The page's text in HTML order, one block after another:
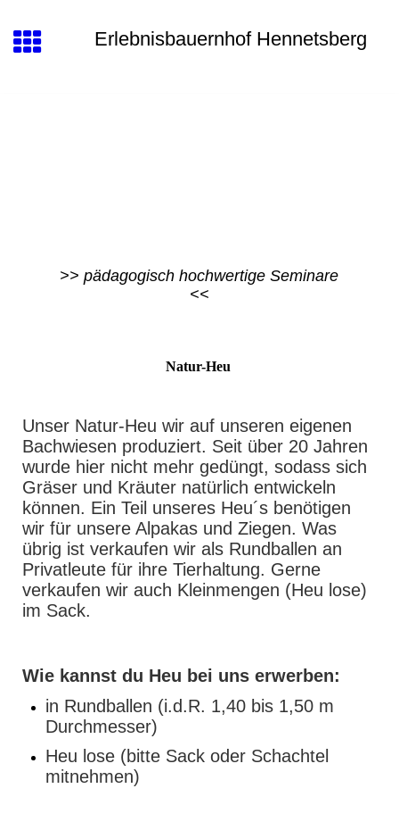
Erlebnisbauernhof Hennetsberg
>> pädagogisch hochwertige Seminare
<<
Natur-Heu
Unser Natur-Heu wir auf unseren eigenen
Bachwiesen produziert. Seit über 20 Jahren
wurde hier nicht mehr gedüngt, sodass sich
Gräser und Kräuter natürlich entwickeln
können. Ein Teil unseres Heu´s benötigen
wir für unsere Alpakas und Ziegen. Was
übrig ist verkaufen wir als Rundballen an
Privatleute für ihre Tierhaltung. Gerne
verkaufen wir auch Kleinmengen (Heu lose)
im Sack.
Wie kannst du Heu bei uns erwerben:
in Rundballen (i.d.R. 1,40 bis 1,50 m
Durchmesser)
Heu lose (bitte Sack oder Schachtel
mitnehmen)